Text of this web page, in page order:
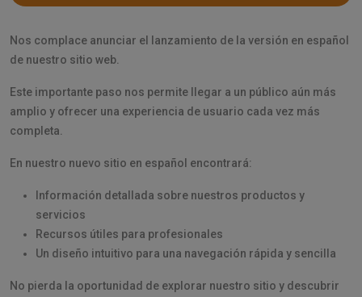
Nos complace anunciar el lanzamiento de la versión en español
de nuestro sitio web.
Este importante paso nos permite llegar a un público aún más
amplio y ofrecer una experiencia de usuario cada vez más
completa.
En nuestro nuevo sitio en español encontrará:
Información detallada sobre nuestros productos y
servicios
Recursos útiles para profesionales
Un diseño intuitivo para una navegación rápida y sencilla
No pierda la oportunidad de explorar nuestro sitio y descubrir